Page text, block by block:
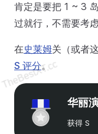
肯定是要把 1 ~ 3
过就行，不需要考虑
在史莱姆关（或者
S 评分。
华丽
获得 S